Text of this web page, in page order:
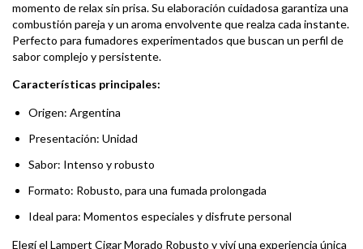
momento de relax sin prisa. Su elaboración cuidadosa garantiza una
combustión pareja y un aroma envolvente que realza cada instante.
Perfecto para fumadores experimentados que buscan un perfil de
sabor complejo y persistente.
Características principales:
Origen: Argentina
Presentación: Unidad
Sabor: Intenso y robusto
Formato: Robusto, para una fumada prolongada
Ideal para: Momentos especiales y disfrute personal
Elegí el Lampert Cigar Morado Robusto y viví una experiencia única